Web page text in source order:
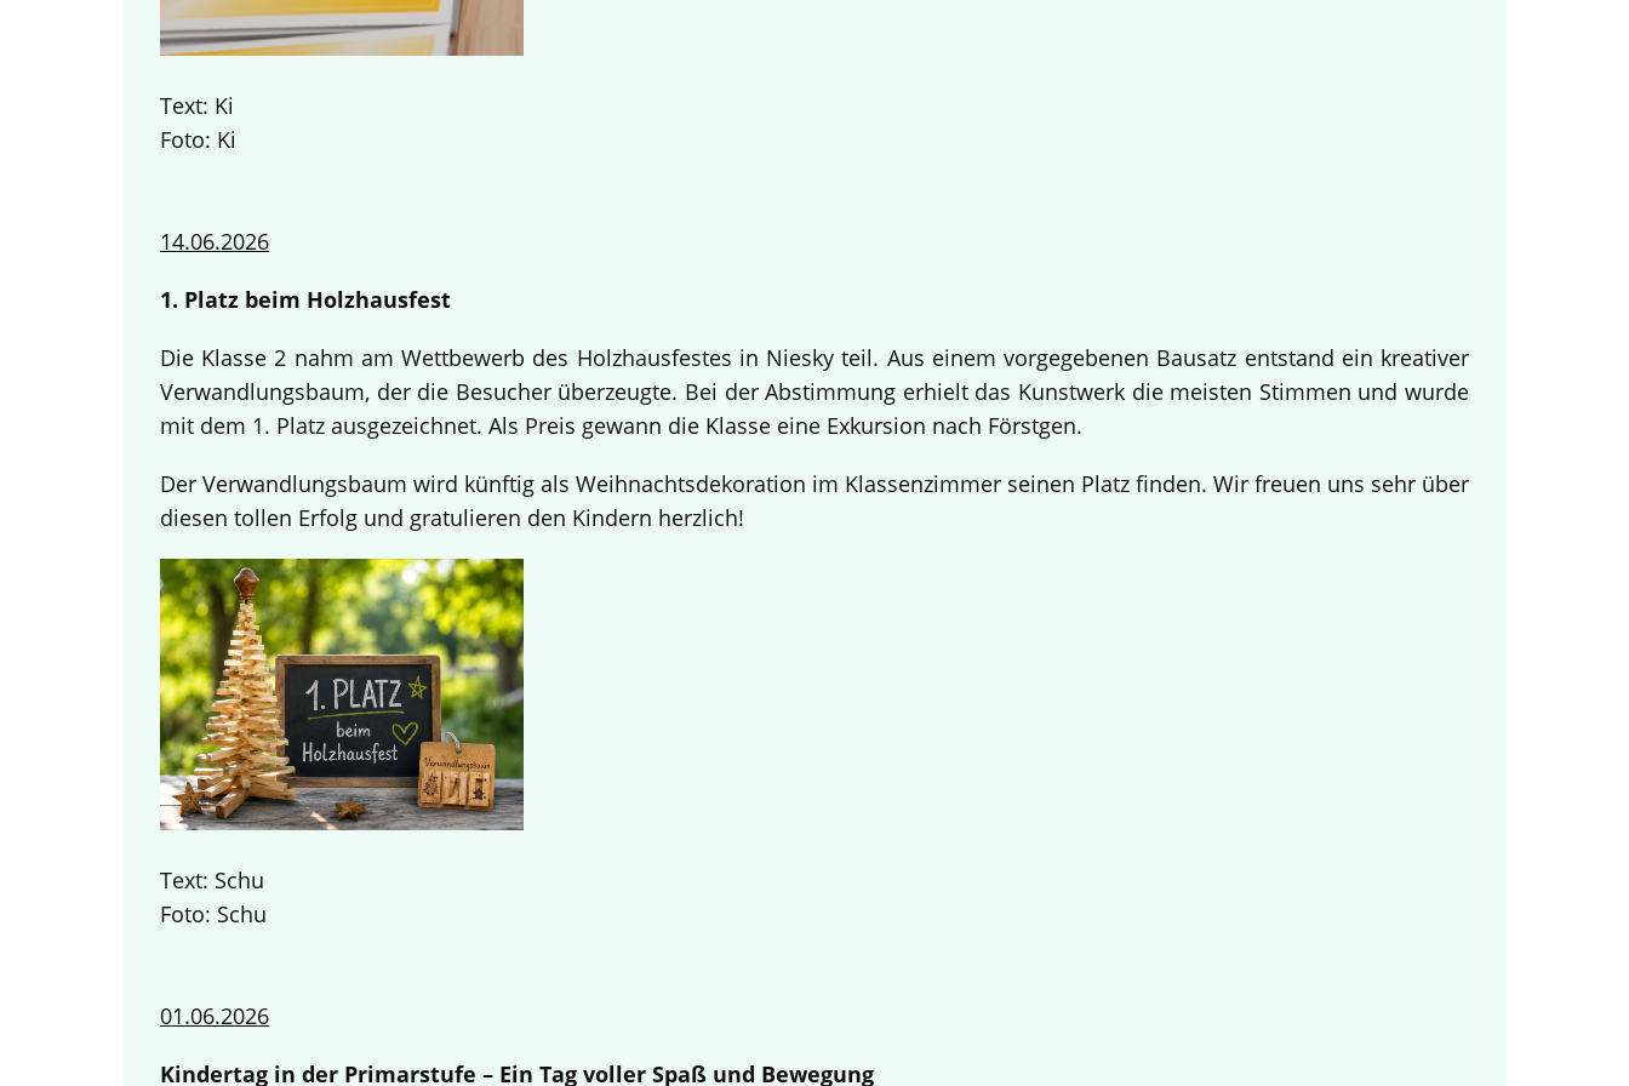
Text: Ki
Foto: Ki
14.06.2026
1. Platz beim Holzhausfest
Die Klasse 2 nahm am Wettbewerb des Holzhausfestes in Niesky teil. Aus einem vorgegebenen Bausatz entstand ein kreativer
Verwandlungsbaum, der die Besucher überzeugte. Bei der Abstimmung erhielt das Kunstwerk die meisten Stimmen und wurde
mit dem 1. Platz ausgezeichnet. Als Preis gewann die Klasse eine Exkursion nach Förstgen.
Der Verwandlungsbaum wird künftig als Weihnachtsdekoration im Klassenzimmer seinen Platz finden. Wir freuen uns sehr über
diesen tollen Erfolg und gratulieren den Kindern herzlich!
Text: Schu
Foto: Schu
01.06.2026
Kindertag in der Primarstufe – Ein Tag voller Spaß und Bewegung